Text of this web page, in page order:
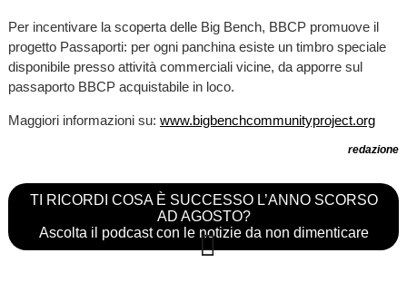
Per incentivare la scoperta delle Big Bench, BBCP promuove il
progetto Passaporti: per ogni panchina esiste un timbro speciale
disponibile presso attività commerciali vicine, da apporre sul
passaporto BBCP acquistabile in loco.
Maggiori informazioni su: www.bigbenchcommunityproject.org
redazione
TI RICORDI COSA È SUCCESSO L’ANNO SCORSO
AD AGOSTO?
Ascolta il podcast con le notizie da non dimenticare